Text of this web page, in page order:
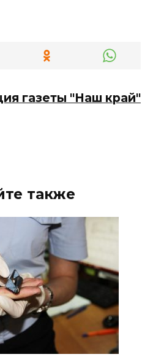
газеты "Наш край"
также